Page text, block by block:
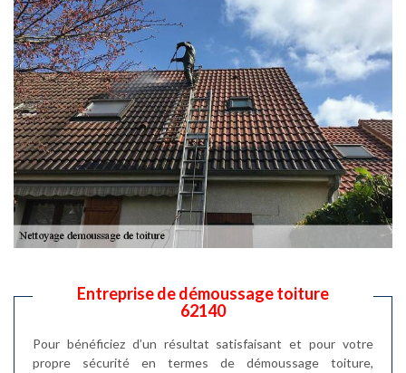
Entreprise de démoussage toiture
62140
Pour bénéficiez d’un résultat satisfaisant et pour votre
propre sécurité en termes de démoussage toiture,